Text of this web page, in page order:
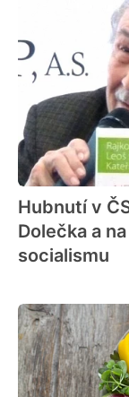
Hubnutí v
Dolečka a
socialismu